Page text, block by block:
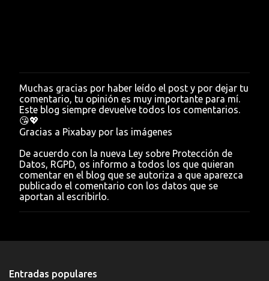
P
u
b
l
i
a
r
u
n
c
o
n
r
Muchas gracias por haber leído el post y por dejar tu
comentario, tu opinión es muy importante para mí.
Este blog siempre devuelve todos los comentarios.
😘💖
Gracias a Pixabay por las imágenes
De acuerdo con la nueva Ley sobre Protección de
Datos, RGPD, os informo a todos los que quieran
comentar en el blog que se autoriza a que aparezca
publicado el comentario con los datos que se
aportan al escribirlo.
Entradas populares